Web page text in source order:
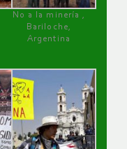
No a la minería ,
Bariloche,
Argentina